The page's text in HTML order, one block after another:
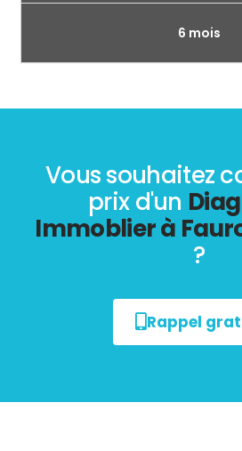
6 mois
Vous souhaitez
prix d'un
Immoblier à
?
Rappel